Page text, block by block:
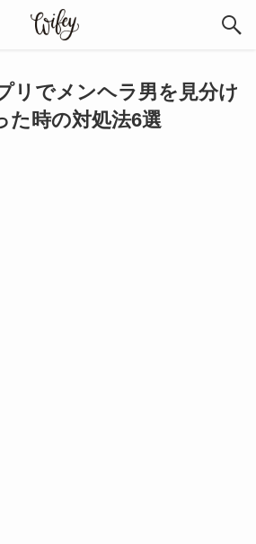
リでメンヘラ男を見分け
た時の対処法6選